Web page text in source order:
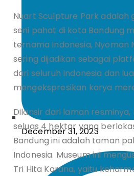
December 31, 2023
Nuart Sculpture Park adalah
seni pahat di kota Bandung
ternama Indonesia, Nyoman
sering dijadikan sebagai
dari seluruh Indonesia dan
mengekspresikan karya
Dilansir dari laman
seluas 4 hektar yang
Bandung ini adalah taman
Indonesia. Museum ini
Tri Hita Karana, yaitu